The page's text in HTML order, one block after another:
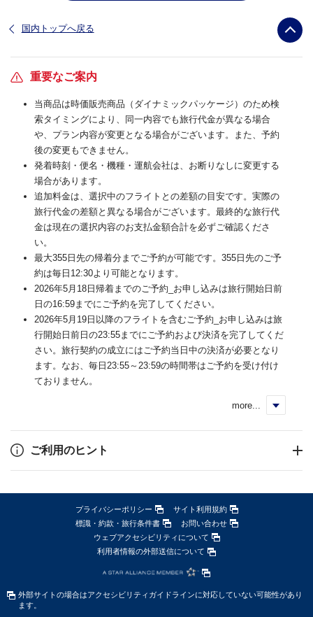
国内トップへ戻る
重要なご案内
当商品は時価販売商品（ダイナミックパッケージ）のため検
索タイミングにより、同一内容でも旅行代金が異なる場合
や、プラン内容が変更となる場合がございます。また、予約
後の変更もできません。
発着時刻・便名・機種・運航会社は、お断りなしに変更する
場合があります。
追加料金は、選択中のフライトとの差額の目安です。実際の
旅行代金の差額と異なる場合がございます。最終的な旅行代
金は現在の選択内容のお支払金額合計を必ずご確認くださ
い。
最大355日先の帰着分までご予約が可能です。355日先のご予
約は毎日12:30より可能となります。
2026年5月18日帰着までのご予約_お申し込みは旅行開始日前
日の16:59までにご予約を完了してください。
2026年5月19日以降のフライトを含むご予約_お申し込みは旅
行開始日前日の23:55までにご予約および決済を完了してくだ
さい。旅行契約の成立にはご予約当日中の決済が必要となり
ます。なお、毎日23:55～23:59の時間帯はご予約を受け付け
ておりません。
more...
ご利用のヒント
プライバシーポリシー
サイト利用規約
標識・約款・旅行条件書
お問い合わせ
ウェブアクセシビリティについて
利用者情報の外部送信について
外部サイトの場合はアクセシビリティガイドラインに対応していない可能性があり
ます。